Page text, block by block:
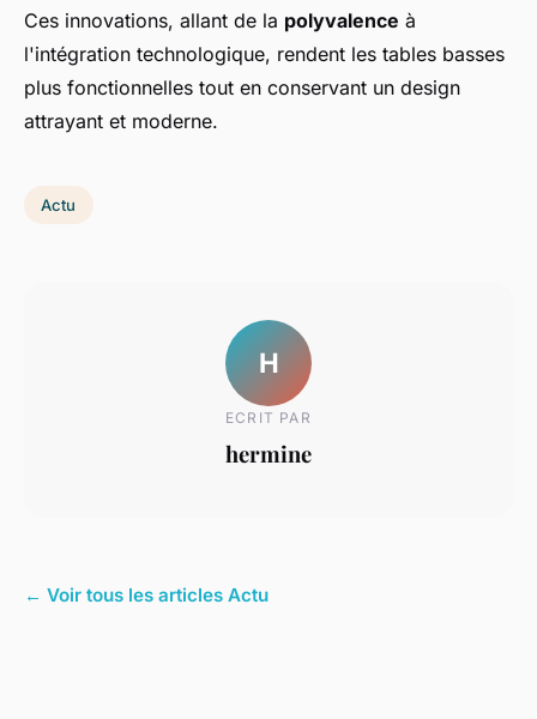
Ces innovations, allant de la polyvalence à
l'intégration technologique, rendent les tables basses
plus fonctionnelles tout en conservant un design
attrayant et moderne.
Actu
H
ECRIT PAR
hermine
← Voir tous les articles Actu